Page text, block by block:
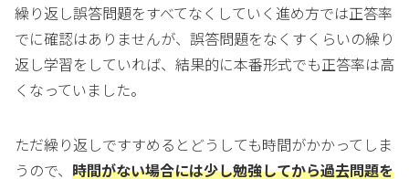
繰り返し誤答問題をすべてなくしていく進め方では正答率
でに確認はありませんが、誤答問題をなくすくらいの繰り
返し学習をしていれば、結果的に本番形式でも正答率は高
くなっていました。
ただ繰り返しですすめるとどうしても時間がかかってしま
うので、 時間がない場合には少し勉強してから過去問題を